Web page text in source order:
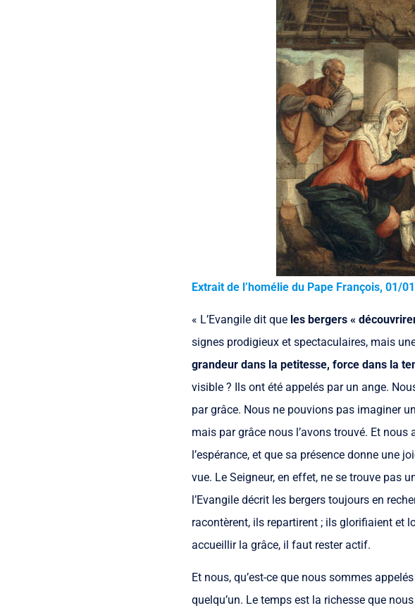
Extrait de l’homélie du Pape François, 01/
« L’Evangile dit que les bergers «
signes prodigieux et spectaculaires, mais
grandeur dans la petitesse, force dans la
visible ? Ils ont été appelés par un ange.
par grâce. Nous ne pouvions pas imaginer
mais par grâce nous l’avons trouvé. Et
l’espérance, et que sa présence donne une
vue. Le Seigneur, en effet, ne se trouve pas
l’Evangile décrit les bergers toujours en
racontèrent, ils repartirent ; ils glorifiaient et
accueillir la grâce, il faut rester actif.
Et nous, qu’est-ce que nous sommes
quelqu’un. Le temps est la richesse que